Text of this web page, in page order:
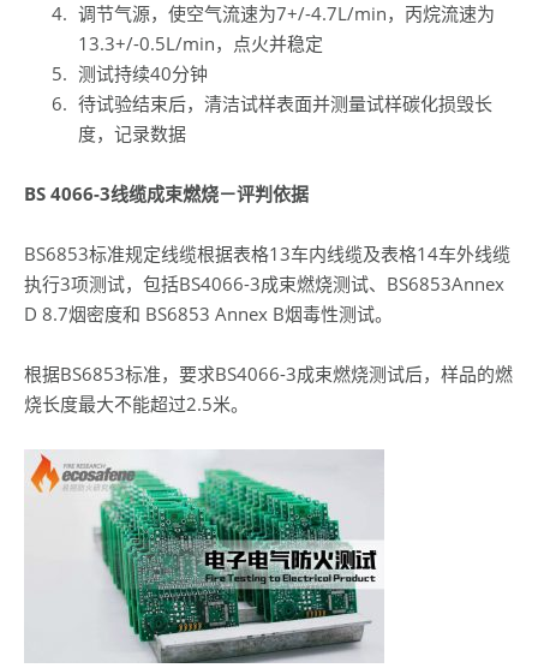
调节气源，使空气流速为7+/-4.7L/min，丙烷流速为
13.3+/-0.5L/min，点火并稳定
测试持续40分钟
待试验结束后，清洁试样表面并测量试样碳化损毁长
度，记录数据
BS 4066-3线缆成束燃烧－评判依据
BS6853标准规定线缆根据表格13车内线缆及表格14车外线缆
执行3项测试，包括BS4066-3成束燃烧测试、BS6853Annex
D 8.7烟密度和 BS6853 Annex B烟毒性测试。
根据BS6853标准，要求BS4066-3成束燃烧测试后，样品的燃
烧长度最大不能超过2.5米。